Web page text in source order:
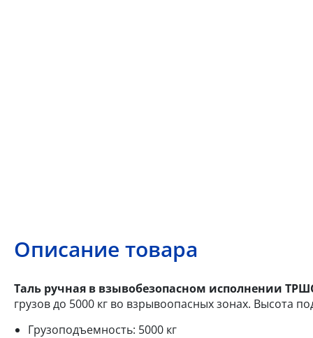
Описание товара
Таль ручная в взывобезопасном исполнении
грузов до 5000 кг во взрывоопасных зонах. Высота
Грузоподъемность: 5000 кг